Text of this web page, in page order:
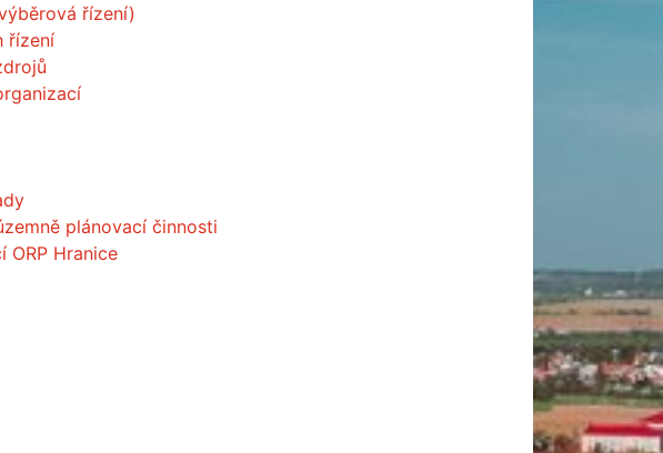
řízení)
řízení
plánovací činnosti
ORP Hranice